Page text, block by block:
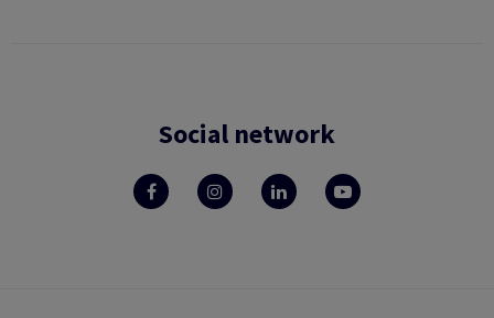
Social network